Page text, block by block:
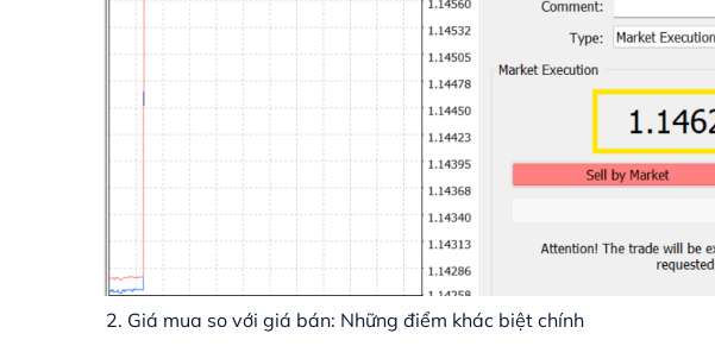
Giá mua so với giá bán: Những điểm khác biệt chính